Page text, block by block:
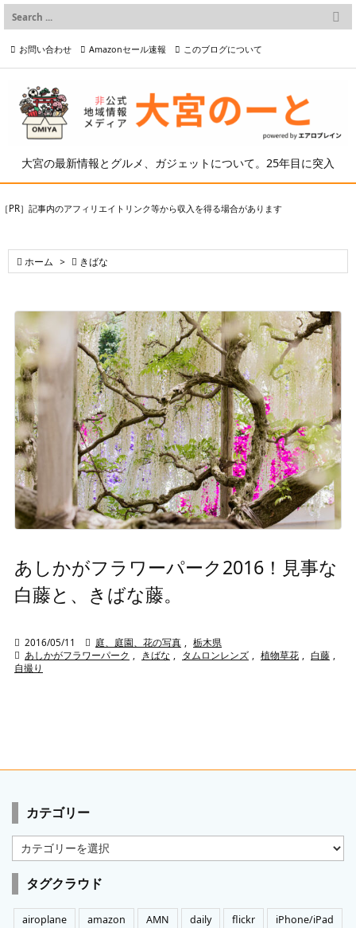
大宮の最新情報とグルメ、ガジェットについて。25年目に突入

メニュー

検索
お問い合わせ Amazonセール速報 このブログについて
プライバシーポリシー等
［PR］記事内のアフィリエイトリンク等から収入を得る場合があります
 ホーム >  きばな
あしかがフラワーパーク2016！見事な
白藤と、きばな藤。
 2016/05/11  庭、庭園、花の写真 , 栃木県
 あしかがフラワーパーク , きばな , タムロンレンズ , 植物草花 , 白藤 ,
自撮り
カテゴリー
カ
テ
ゴ
リ
ー
タグクラウド
airoplane amazon AMN daily flickr
iPhone/iPad